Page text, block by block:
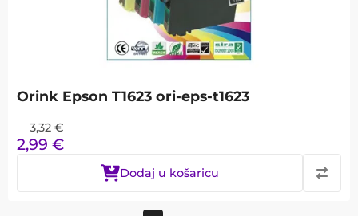
Orink Epson T1623 ori-eps-t1623
3,32 €
2,99 €
Dodaj u košaricu